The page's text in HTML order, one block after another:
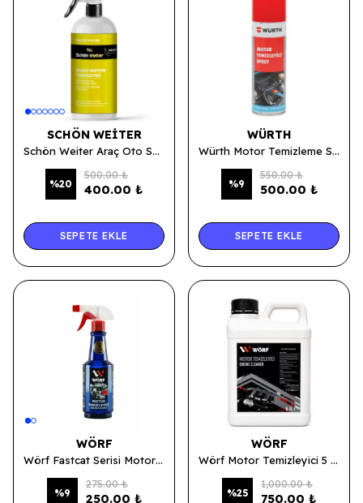
SCHÖN WEITER
Schön Weiter Araç Oto Susuz Motor Temizleyici 500ml Sprey (Mustang)
%20
500.00 ₺
400.00 ₺
SEPETE EKLE
WÜRTH
Würth Motor Temizleme Sprey 500 ML
%9
550.00 ₺
500.00 ₺
SEPETE EKLE
WÖRF
Wörf Fastcat Serisi Motor Temizleyici Sprey 500 ML.
%9
275.00 ₺
250.00 ₺
WÖRF
Wörf Motor Temizleyici 5 LT.
%25
1,000.00 ₺
750.00 ₺